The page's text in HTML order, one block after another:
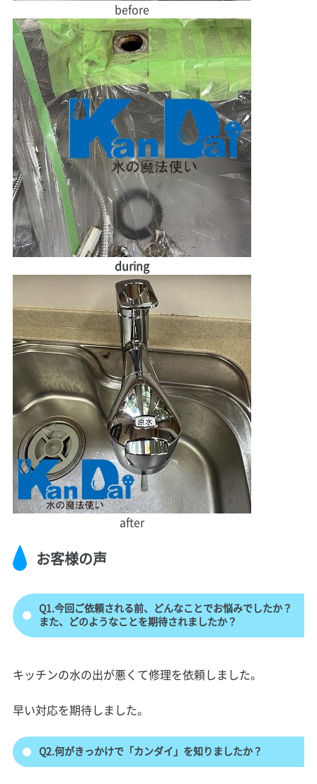
before
during
after
お客様の声
Q1.今回ご依頼される前、どんなことでお悩みでしたか？
また、どのようなことを期待されましたか？
キッチンの水の出が悪くて修理を依頼しました。
早い対応を期待しました。
Q2.何がきっかけで「カンダイ」を知りましたか？